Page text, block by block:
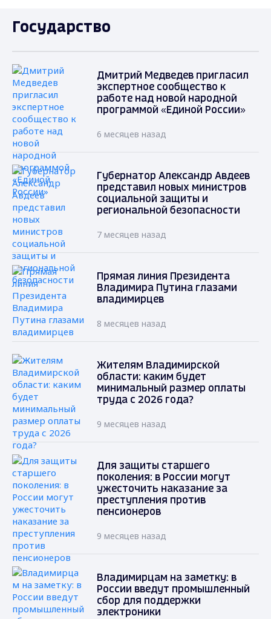
Государство
Дмитрий Медведев пригласил
экспертное сообщество к
работе над новой народной
программой «Единой России»
6 месяцев назад
Губернатор Александр Авдеев
представил новых министров
социальной защиты и
региональной безопасности
7 месяцев назад
Прямая линия Президента
Владимира Путина глазами
владимирцев
8 месяцев назад
Жителям Владимирской
области: каким будет
минимальный размер оплаты
труда с 2026 года?
9 месяцев назад
Для защиты старшего
поколения: в России могут
ужесточить наказание за
преступления против
пенсионеров
9 месяцев назад
Владимирцам на заметку: в
России введут промышленный
сбор для поддержки
электроники